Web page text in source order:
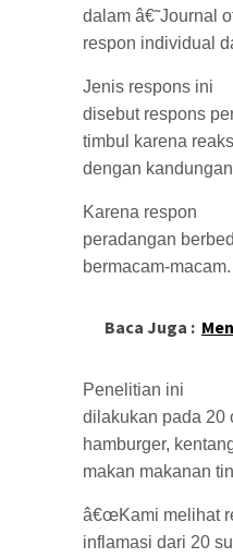
dalam â€˜Journal
respon individual
Jenis respons ini
disebut respons
timbul karena
dengan
Karena respon
peradangan
bermacam-
Baca Juga :
Penelitian ini
dilakukan pada 20
hamburger,
makan makanan
â€œKami melihat
inflamasi dari 20